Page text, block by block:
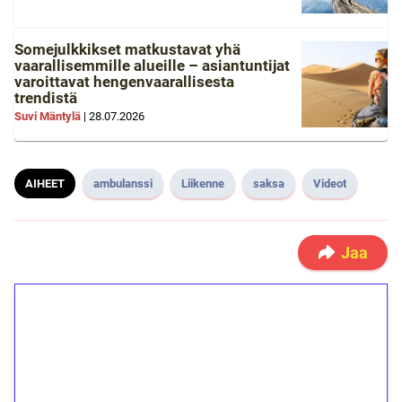
Somejulkkikset matkustavat yhä
vaarallisemmille alueille – asiantuntijat
varoittavat hengenvaarallisesta
trendistä
Suvi Mäntylä | 28.07.2026
AIHEET ambulanssi Liikenne saksa Videot
Jaa